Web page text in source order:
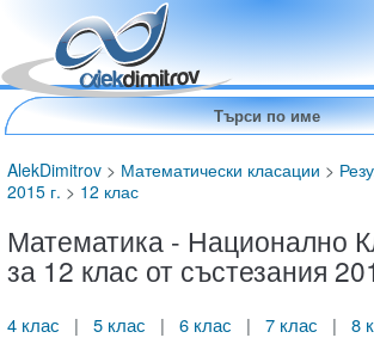
AlekDimitrov > Математически класации >
2015 г. > 12 клас
Математика - Национално
за 12 клас от състезания
4 клас | 5 клас | 6 клас | 7 клас | 8